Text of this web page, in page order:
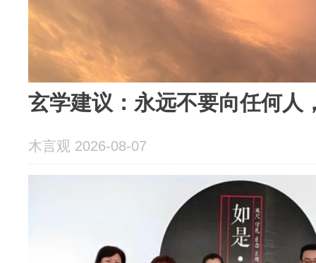
玄学建议：永远不要向任何人
木言观 2026-08-07